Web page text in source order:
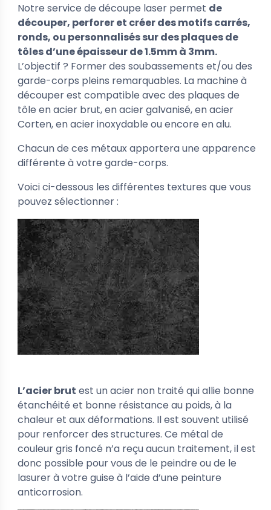
Notre service de découpe laser permet de
découper, perforer et créer des motifs carrés,
ronds, ou personnalisés sur des plaques de
tôles d’une épaisseur de 1.5mm à 3mm.
L’objectif ? Former des soubassements et/ou des
garde-corps pleins remarquables. La machine à
découper est compatible avec des plaques de
tôle en acier brut, en acier galvanisé, en acier
Corten, en acier inoxydable ou encore en alu.
Chacun de ces métaux apportera une apparence
différente à votre garde-corps.
Voici ci-dessous les différentes textures que vous
pouvez sélectionner :
L’acier brut est un acier non traité qui allie bonne
étanchéité et bonne résistance au poids, à la
chaleur et aux déformations. Il est souvent utilisé
pour renforcer des structures. Ce métal de
couleur gris foncé n’a reçu aucun traitement, il est
donc possible pour vous de le peindre ou de le
lasurer à votre guise à l’aide d’une peinture
anticorrosion.